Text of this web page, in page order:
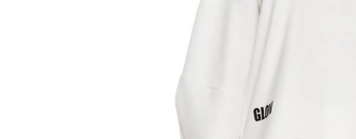
Type anything to search, then press